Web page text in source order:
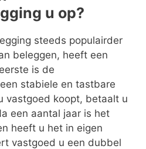
u op?
steeds populairder
beleggen, heeft een
is de
een stabiele en tastbare
vastgoed koopt, betaalt u
een aantal jaar is het
heeft u het in eigen
vastgoed u een dubbel